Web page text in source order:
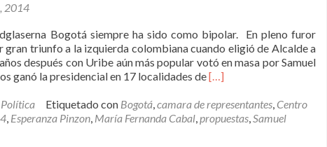
2014
Bogotá siempre ha sido como bipolar. En pleno furor
triunfo a la izquierda colombiana cuando eligió de Alcalde a
después con Uribe aún más popular votó en masa por Samuel
ganó la presidencial en 17 localidades deLeer
Centro
Democrático
[…]
Política Etiquetado con Bogotá,camara de representantes, Centro
, Esperanza Pinzon, María Fernanda Cabal,propuestas,Samuel